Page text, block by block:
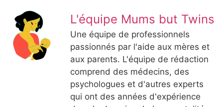
L'équipe Mums but Twins
Une équipe de professionnels
passionnés par l'aide aux mères et
aux parents. L'équipe de rédaction
comprend des médecins, des
psychologues et d'autres experts
qui ont des années d'expérience